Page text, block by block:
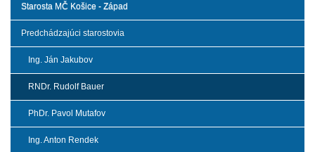
Starosta MČ Košice - Západ
Predchádzajúci starostovia
Ing. Ján Jakubov
RNDr. Rudolf Bauer
PhDr. Pavol Mutafov
Ing. Anton Rendek